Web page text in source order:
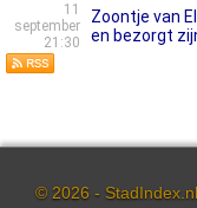
11
september
21:30
Zoontje van
en bezorgt
© 2026 -